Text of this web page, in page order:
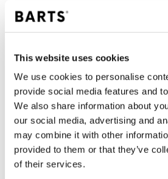
This website uses cookies
We use cookies to personalise
provide social media features and
We also share information about
our social media, advertising and
may combine it with other
provided to them or that they’ve
of their services.
BESCHRIJVING
Corrigerend badpak met
ribstof
94% polyamide/nylon
Powernet voering in het voor-
een corrigerend effect
Hoge rug
Hoge beenuitsnijding en